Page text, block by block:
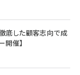
底した顧客志向で成
開催】